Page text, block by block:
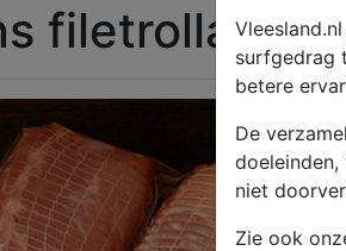
filetrollade
surfgedrag
betere
De
niet
Zie ook